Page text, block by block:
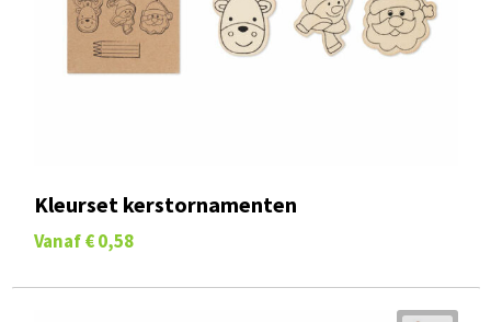
Kleurset kerstornamenten
Vanaf € 0,58